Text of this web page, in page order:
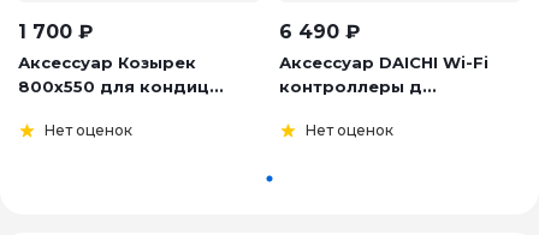
1 700 ₽
Аксессуар Козырек
800х550 для кондиц...
Нет оценок
6 490 ₽
Аксессуар DAICHI Wi-Fi
контроллеры д...
Нет оценок